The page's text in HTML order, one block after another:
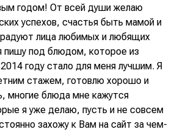
годом! От всей души желаю
успехов, счастья быть мамой и
лица любимых и любящих
пишу под блюдом, которое из
году стало для меня лучшим. Я
стажем, готовлю хорошо и
многие блюда мне кажутся
я уже делаю, пусть и не совсем
захожу к Вам на сайт за чем-